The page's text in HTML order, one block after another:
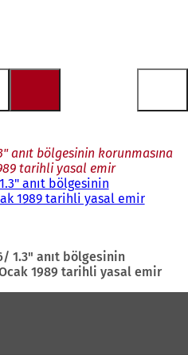
anıt bölgesinin korunmasına
tarihli yasal emir
anıt bölgesinin
1989 tarihli yasal emir
1.3" anıt bölgesinin
1989 tarihli yasal emir